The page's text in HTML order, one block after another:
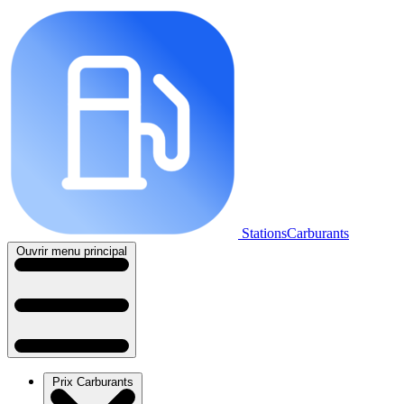
StationsCarburants
Ouvrir menu principal
Prix Carburants